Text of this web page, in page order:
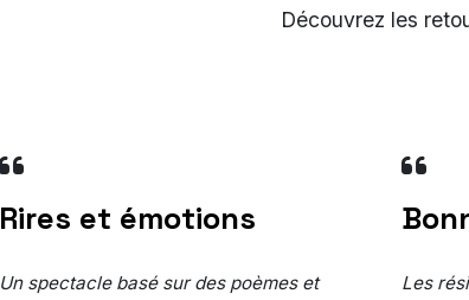
Découvrez les
Rires et émotions
Un spectacle basé sur des poèmes et
Les